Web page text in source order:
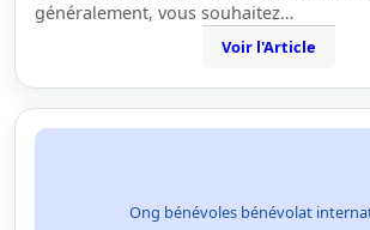
généralement, vous souhaitez…
Voir l'Article
Ong bénévoles bénévolat